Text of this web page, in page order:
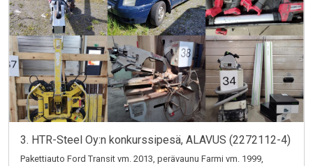
3. HTR-Steel Oy:n konkurssipesä, ALAVUS (2272112-4)
Pakettiauto Ford Transit vm. 2013, perävaunu Farmi vm. 1999,